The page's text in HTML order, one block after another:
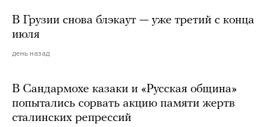
В Грузии снова блэкаут — уже третий с конца
июля
день назад
В Сандармохе казаки и «Русская община»
попытались сорвать акцию памяти жертв
сталинских репрессий